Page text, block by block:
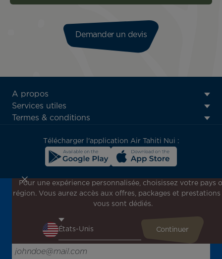
Demander un devis
ATN:
Footer
menu
A propos
Services utiles
Termes & conditions
Télécharger l'application Air Tahiti Nui :
Inscrivez-vous à notre newsletter !
Recevez en avant-première toutes nos offres spéciales et
l'inspiration pour votre prochain voyage !
Saisissez votre adresse e-mail ici
Pour une expérience personnalisée, choisissez votre pays
région. Vous aurez accès aux offres, packages et prestations
vous sont dédiés.